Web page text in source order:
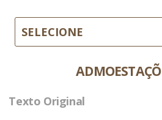
SELECIONE
Texto Original